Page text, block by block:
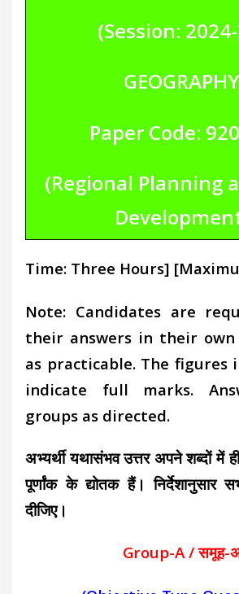
(Session:
GEOGRAPHY
Paper Code:
(Regional Planning
Time: Three Hours]
Note: Candidates are
their answers in their
as practicable. The figures
indicate full marks.
groups as directed.
अभ्यर्थी यथासंभव उत्तर अपने शब्दों में
पूर्णांक के द्योतक हैं। निर्देशानुसार
दीजिए।
Group-A / समूह-